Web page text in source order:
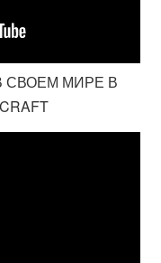
СВОЕМ МИРЕ В